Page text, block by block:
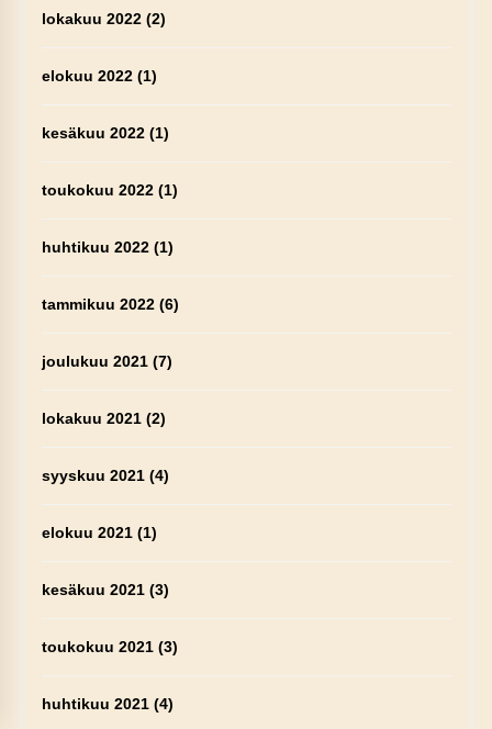
lokakuu 2022(2)
elokuu 2022(1)
kesäkuu 2022(1)
toukokuu 2022(1)
huhtikuu 2022(1)
tammikuu 2022(6)
joulukuu 2021(7)
lokakuu 2021(2)
syyskuu 2021(4)
elokuu 2021(1)
kesäkuu 2021(3)
toukokuu 2021(3)
huhtikuu 2021(4)